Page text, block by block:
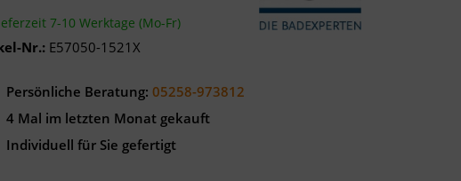
7-10 Werktage (Mo-Fr)
Nr.: E57050-1521X
Persönliche Beratung: 05258-973812
4 Mal im letzten Monat gekauft
Individuell für Sie gefertigt